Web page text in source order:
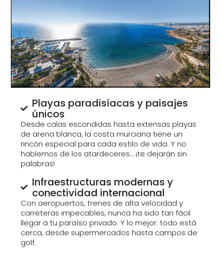
Playas paradisíacas y paisajes
únicos
Desde calas escondidas hasta extensas playas
de arena blanca, la costa murciana tiene un
rincón especial para cada estilo de vida. Y no
hablemos de los atardeceres… ¡te dejarán sin
palabras!
Infraestructuras modernas y
conectividad internacional
Con aeropuertos, trenes de alta velocidad y
carreteras impecables, nunca ha sido tan fácil
llegar a tu paraíso privado. Y lo mejor: todo está
cerca, desde supermercados hasta campos de
golf.